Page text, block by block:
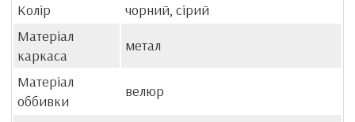
Колір
чорний, сірий
Матеріал
каркаса
метал
Матеріал
оббивки
велюр